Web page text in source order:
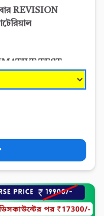
REVISION
TEST
এবং